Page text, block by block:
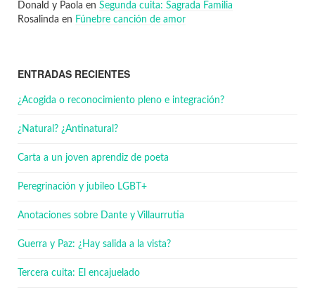
Donald y Paola en Segunda cuita: Sagrada Familia
Rosalinda en Fúnebre canción de amor
ENTRADAS RECIENTES
¿Acogida o reconocimiento pleno e integración?
¿Natural? ¿Antinatural?
Carta a un joven aprendiz de poeta
Peregrinación y jubileo LGBT+
Anotaciones sobre Dante y Villaurrutia
Guerra y Paz: ¿Hay salida a la vista?
Tercera cuita: El encajuelado